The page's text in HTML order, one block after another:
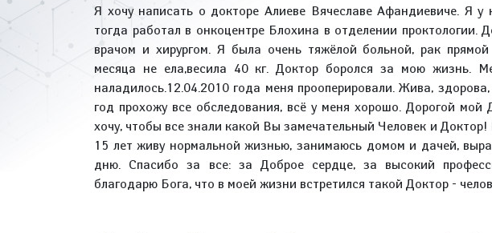
Я хочу написать о докторе Алиеве Вячеславе Афандиевиче. Я у
тогда работал в онкоцентре Блохина в отделении
врачом и хирургом. Я была очень тяжёлой больной, рак
месяца не ела,весила 40 кг. Доктор боролся за мою жизнь.
наладилось.12.04.2010 года меня прооперировали. Жива,
год прохожу все обследования, всё у меня хорошо. Дорогой мой
хочу, чтобы все знали какой Вы замечательный Человек и
15 лет живу нормальной жизнью, занимаюсь домом и дачей,
дню. Спасибо за все: за Доброе сердце, за высокий
благодарю Бога, что в моей жизни встретился такой Доктор -